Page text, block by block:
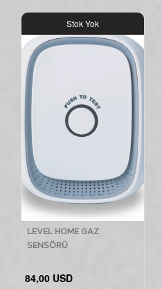
Stok Yok
LEVEL HOME GAZ
SENSÖRÜ
84,00 USD